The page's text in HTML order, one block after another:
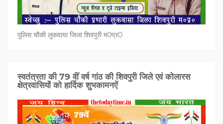
पुलिस चौकी लुकवाया जिला शिवपुरी म0प्र0
स्वतंत्रता की 79 वीं वर्ष गांठ की शिवपुरी जिले एवं कोलारस
क्षेत्रवासियों को हार्दिक शुभकामनऐं